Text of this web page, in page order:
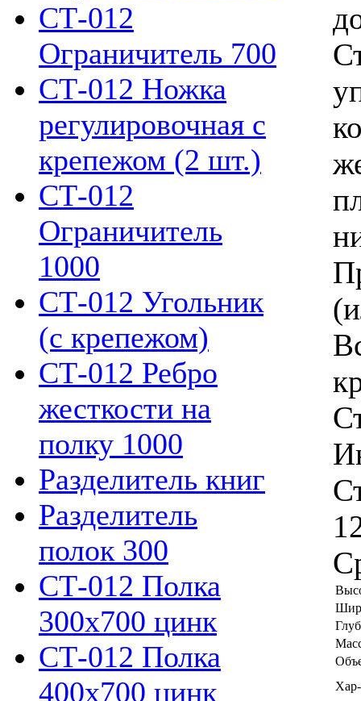
СТ-012
Ограничитель 700
СТ-012 Ножка
регулировочная с
крепежом (2 шт.)
СТ-012
Ограничитель
1000
СТ-012 Угольник
(с крепежом)
СТ-012 Ребро
жесткости на
полку 1000
Разделитель книг
Разделитель
полок 300
СТ-012 Полка
300х700 цинк
СТ-012 Полка
400х700 цинк